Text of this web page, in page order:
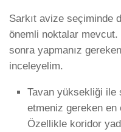
Sarkıt avize seçiminde
önemli noktalar
sonra yapmanız
inceleyelim.
Tavan yüksekliği ile
etmeniz gereken en
Özellikle koridor